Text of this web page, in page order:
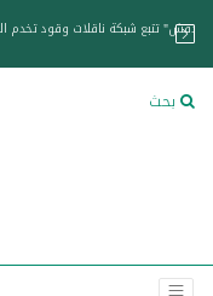
خزان عائم..
بحث